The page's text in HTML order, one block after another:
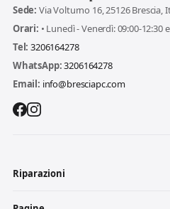
Sede: Via Volturno 16, 25126 Brescia,
Orari: • Lunedì - Venerdì: 09:00-12:30
Tel: 3206164278
WhatsApp:3206164278
Email: info@bresciapc.com
Riparazioni